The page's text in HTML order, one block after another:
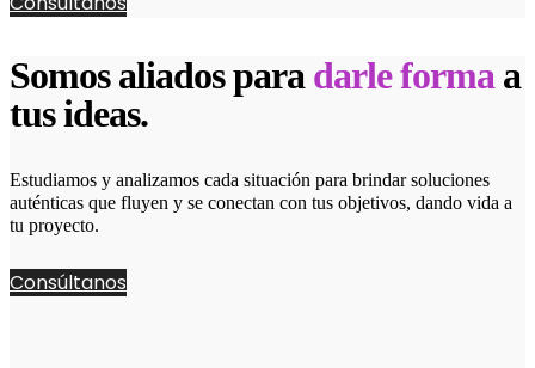
Somos aliados para darle forma a
tus ideas.
Estudiamos y analizamos cada situación para brindar soluciones
auténticas que fluyen y se conectan con tus objetivos, dando vida a
tu proyecto.
Consúltanos